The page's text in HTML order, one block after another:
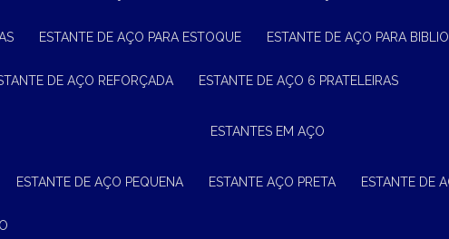
ESTANTE DE AÇO PARA ESTOQUE ESTANTE DE AÇO PARA
DE AÇO REFORÇADA ESTANTE DE AÇO 6 PRATELEIRAS
ESTANTES EM AÇO
ESTANTE DE AÇO PEQUENA ESTANTE AÇO PRETA ESTANTE DE